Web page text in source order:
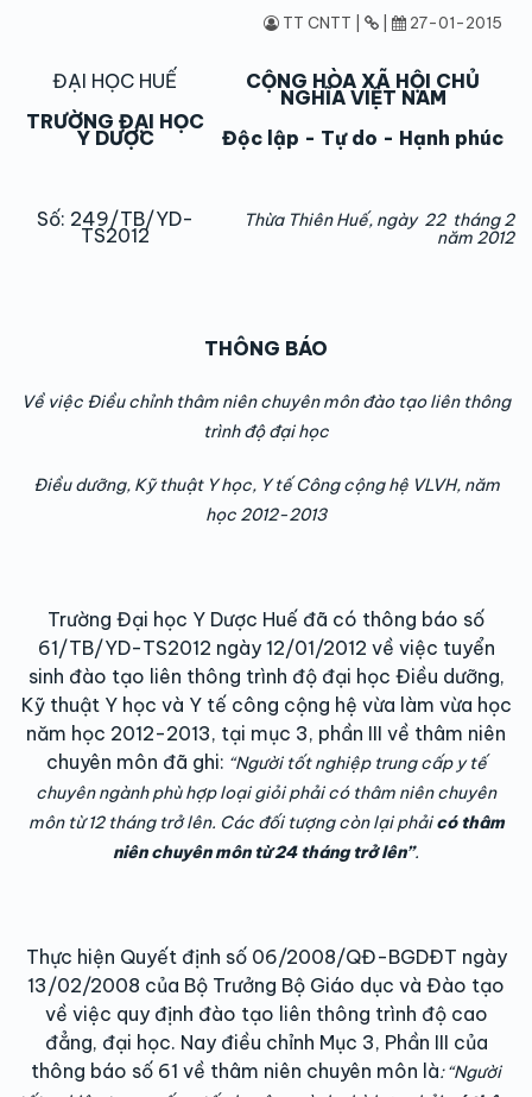
TT CNTT | 27-01-2015
ĐẠI HỌC HUẾ
TRƯỜNG ĐẠI HỌC
Y DƯỢC
Số: 249/TB/YD-
TS2012
CỘNG HÒA XÃ HỘI CHỦ
NGHĨA VIỆT NAM
Độc lập - Tự do - Hạnh phúc
Thừa Thiên Huế, ngày 22 tháng 2
năm 2012
THÔNG BÁO
Về việc Điều chỉnh thâm niên chuyên môn đào tạo liên thông
trình độ đại học
Điều dưỡng, Kỹ thuật Y học, Y tế Công cộng hệ VLVH, năm
học 2012-2013
Trường Đại học Y Dược Huế đã có thông báo số
61/TB/YD-TS2012 ngày 12/01/2012 về việc tuyển
sinh đào tạo liên thông trình độ đại học Điều dưỡng,
Kỹ thuật Y học và Y tế công cộng hệ vừa làm vừa học
năm học 2012-2013, tại mục 3, phần III về thâm niên
chuyên môn đã ghi: “Người tốt nghiệp trung cấp y tế
chuyên ngành phù hợp loại giỏi phải có thâm niên chuyên
môn từ 12 tháng trở lên. Các đối tượng còn lại phảicó thâm
niên chuyên môn từ 24 tháng trở lên”.
Thực hiện Quyết định số 06/2008/QĐ-BGDĐT ngày
13/02/2008 của Bộ Trưởng Bộ Giáo dục và Đào tạo
về việc quy định đào tạo liên thông trình độ cao
đẳng, đại học. Nay điều chỉnh Mục 3, Phần III của
thông báo số 61 về thâm niên chuyên môn là: “Người